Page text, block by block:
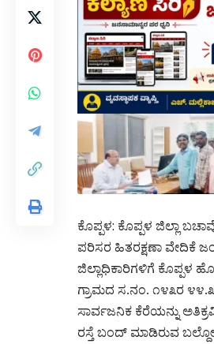
ಕೊಪ್ಪಳ: ಕೊಪ್ಪಳ ಜಿಲ್ಲಾ
ಪರಿಸರ ಹಿತರಕ್ಷಣಾ ವೇದಿಕೆ
ಜಿಲ್ಲಾಧಿಕಾರಿಗಳಿಗೆ ಕೊಪ್ಪಳ
ಗ್ರಾಮದ ಸ.ನಂ. ೧೪೩ರ
ಸಾರ್ವಜನಿಕ ಕೆರೆಯನ್ನು
ರಸ್ತೆ ಬಂದ್ ಮಾಡಿರುವ